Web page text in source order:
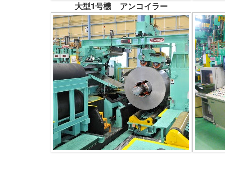
大型1号機 アンコイラー